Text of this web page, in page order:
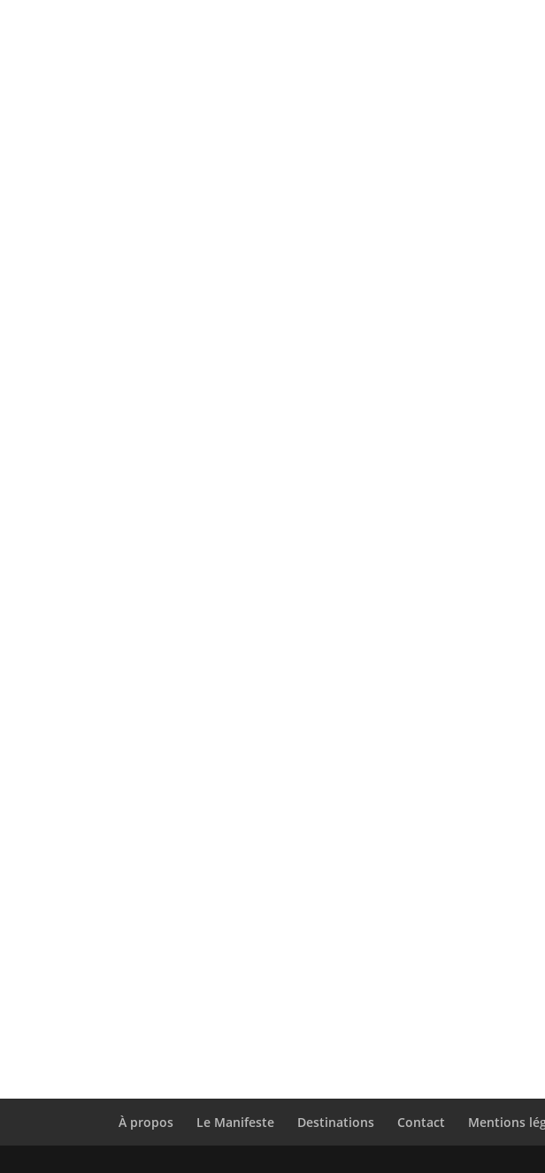
À propos Le Manifeste Destinations Contact Mentions